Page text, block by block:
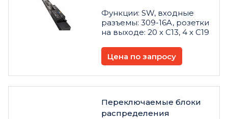
Функции: SW, входные
разъемы: 309-16A, розетки
на выходе: 20 х C13, 4 х C19
Цена по запросу
Переключаемые блоки
распределения